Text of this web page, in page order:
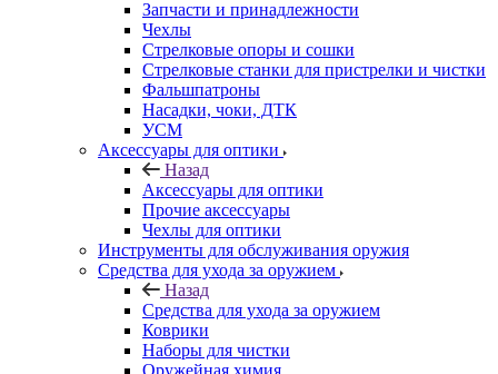
Запчасти и принадлежности
Чехлы
Стрелковые опоры и сошки
Стрелковые станки для пристрелки и чистки
Фальшпатроны
Насадки, чоки, ДТК
УСМ
Аксессуары для оптики
Назад
Аксессуары для оптики
Прочие аксессуары
Чехлы для оптики
Инструменты для обслуживания оружия
Средства для ухода за оружием
Назад
Средства для ухода за оружием
Коврики
Наборы для чистки
Оружейная химия